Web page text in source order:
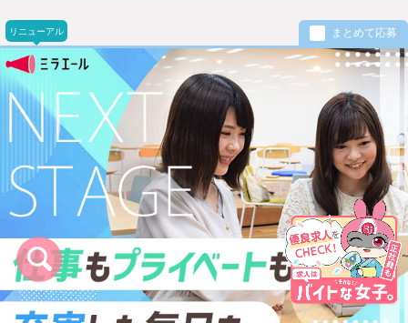
リニューアル まとめて応募